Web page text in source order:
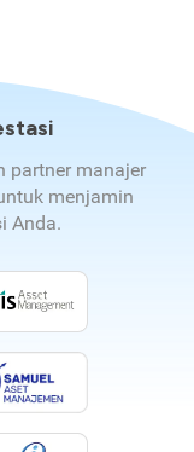
partner manajer
menjamin
Anda.